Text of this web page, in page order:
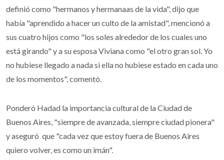
definió como "hermanos y hermanaas de la vida", dijo que
había "aprendido a hacer un culto de la amistad", mencionó a
sus cuatro hijos como "los soles alrededor de los cuales uno
está girando" y a su esposa Viviana como "el otro gran sol. Yo
no hubiese llegado a nada si ella no hubiese estado en cada uno
de los momentos", comentó.
Ponderó Hadad la importancia cultural de la Ciudad de
Buenos Aires, "siempre de avanzada, siempre ciudad pionera"
y aseguró que "cada vez que estoy fuera de Buenos Aires
quiero volver, es como un imán".